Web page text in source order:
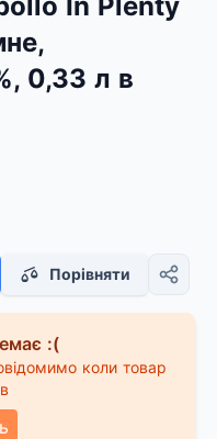
0,33 л в
Порівняти
:(
коли товар